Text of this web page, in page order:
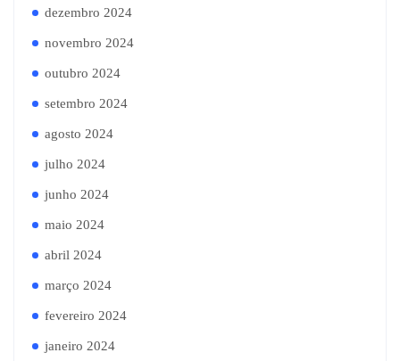
dezembro 2024
novembro 2024
outubro 2024
setembro 2024
agosto 2024
julho 2024
junho 2024
maio 2024
abril 2024
março 2024
fevereiro 2024
janeiro 2024